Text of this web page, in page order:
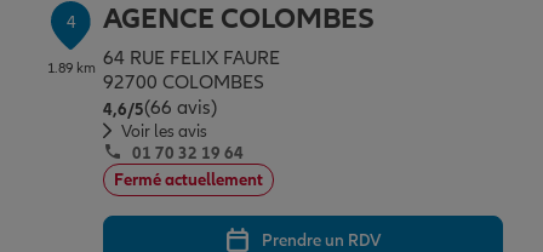
4
1.89 km
AGENCE COLOMBES
64 RUE FELIX FAURE
92700 COLOMBES
4,6/5Note de 4.6 sur 5
(66 avis)
Voir les avis
01 70 32 19 64
Fermé actuellement
Prendre un RDV